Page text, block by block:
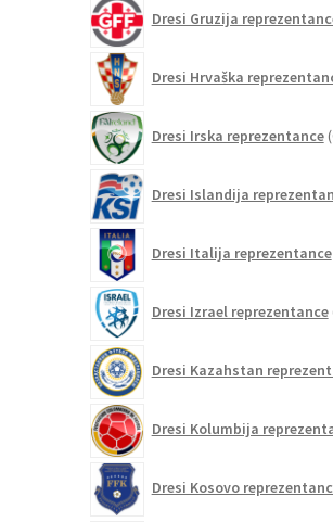
Dresi Gruzija
Dresi Hrvaška
Dresi Irska reprezentance
Dresi Islandija
Dresi Italija reprezentance
Dresi Izrael reprezentance
Dresi Kazahstan
Dresi Kolumbija
Dresi Kosovo